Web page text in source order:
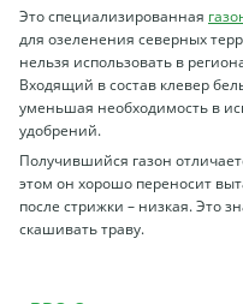
Это специализированная
для озеленения северных
нельзя использовать в
Входящий в состав клевер
уменьшая необходимость в
удобрений.
Получившийся газон
этом он хорошо переносит
после стрижки – низкая. Это
скашивать траву.